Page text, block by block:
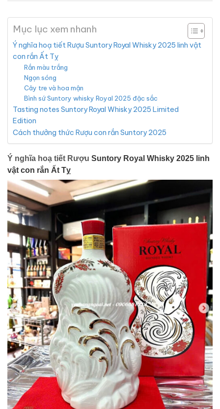
Mục lục xem nhanh
Ý nghĩa hoạ tiết Rượu Suntory Royal Whisky 2025 linh vật
con rắn Ất Tỵ
Rắn màu trắng
Ngọn sóng
Cây tre và hoa mận
Bình sứ Suntory whisky Royal 2025 đặc sắc
Tasting notes Suntory Royal Whisky 2025 Limited
Edition
Cách thưởng thức Rượu con rắn Suntory 2025
Ý nghĩa hoạ tiết Rượu Suntory Royal Whisky 2025 linh
vật con rắn Ất Tỵ